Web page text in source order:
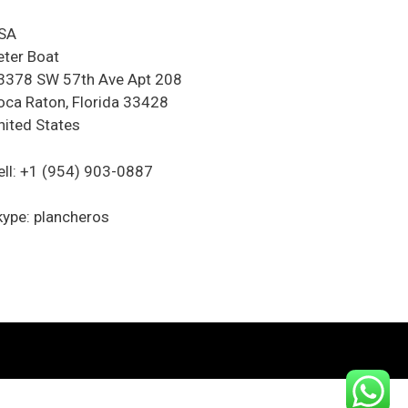
Boat
SW 57th Ave Apt 208
Raton, Florida 33428
States
+1 (954) 903-0887
plancheros